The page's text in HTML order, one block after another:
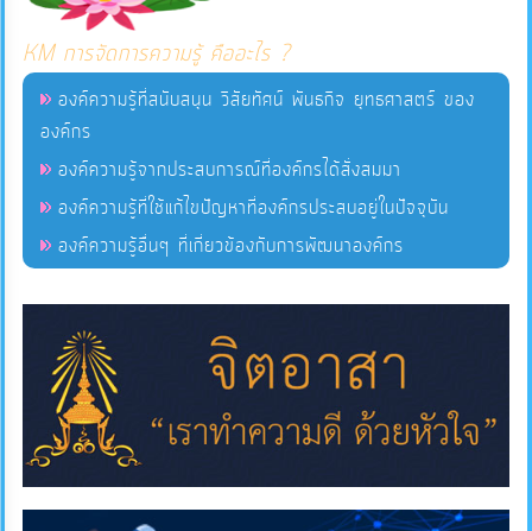
แผนการ
ใช้
จ่าย
งบ
ประมาณ
ประจำ
ปี
การ
บริหาร
และ
พัฒนา
ทรัพยากร
บุคคล
KM การจัดการความรู้ คืออะไร ?
องค์ความรู้ที่สนับสนุน วิสัยทัศน์ พันธกิจ ยุทธศาสตร์ ของ
องค์กร
องค์ความรู้จากประสบการณ์ที่องค์กรได้สั่งสมมา
องค์ความรู้ที่ใช้แก้ไขปัญหาที่องค์กรประสบอยู่ในปัจจุบัน
องค์ความรู้อื่นๆ ที่เกี่ยวข้องกับการพัฒนาองค์กร